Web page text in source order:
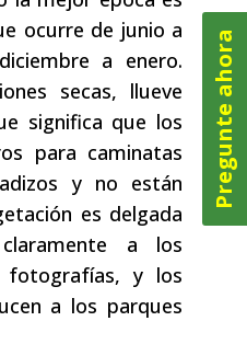
ocurre de junio a
a enero.
secas, llueve
significa que los
para caminatas
y no están
es delgada
a los
fotografías, y los
a los parques
Pregunte ahora